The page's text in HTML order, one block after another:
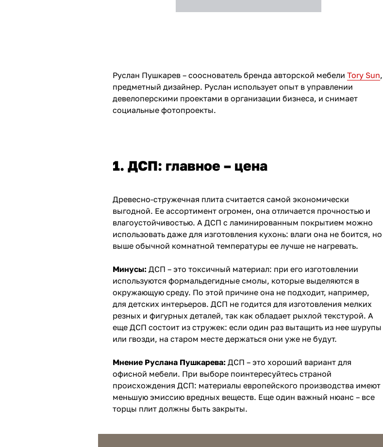
Руслан Пушкарев – сооснователь бренда авторской мебели Tory Sun,
предметный дизайнер. Руслан использует опыт в управлении
девелоперскими проектами в организации бизнеса, и снимает
социальные фотопроекты.
1. ДСП: главное – цена
Древесно-стружечная плита считается самой экономически
выгодной. Ее ассортимент огромен, она отличается прочностью и
влагоустойчивостью. А ДСП с ламинированным покрытием можно
использовать даже для изготовления кухонь: влаги она не боится, но
выше обычной комнатной температуры ее лучше не нагревать.
Минусы: ДСП – это токсичный материал: при его изготовлении
используются формальдегидные смолы, которые выделяются в
окружающую среду. По этой причине она не подходит, например,
для детских интерьеров. ДСП не годится для изготовления мелких
резных и фигурных деталей, так как обладает рыхлой текстурой. А
еще ДСП состоит из стружек: если один раз вытащить из нее шурупы
или гвозди, на старом месте держаться они уже не будут.
Мнение Руслана Пушкарева: ДСП – это хороший вариант для
офисной мебели. При выборе поинтересуйтесь страной
происхождения ДСП: материалы европейского производства имеют
меньшую эмиссию вредных веществ. Еще один важный нюанс – все
торцы плит должны быть закрыты.